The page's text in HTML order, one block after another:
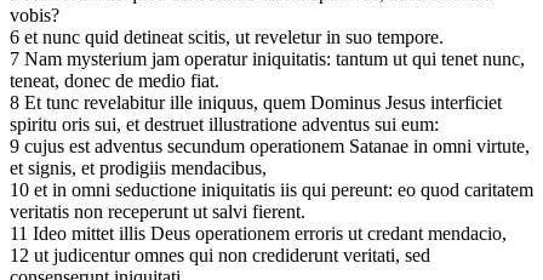
vobis?
6 et nunc quid detineat scitis, ut reveletur in suo tempore.
7 Nam mysterium jam operatur iniquitatis: tantum ut qui tenet nunc,
teneat, donec de medio fiat.
8 Et tunc revelabitur ille iniquus, quem Dominus Jesus interficiet
spiritu oris sui, et destruet illustratione adventus sui eum:
9 cujus est adventus secundum operationem Satanae in omni virtute,
et signis, et prodigiis mendacibus,
10 et in omni seductione iniquitatis iis qui pereunt: eo quod caritatem
veritatis non receperunt ut salvi fierent.
11 Ideo mittet illis Deus operationem erroris ut credant mendacio,
12 ut judicentur omnes qui non crediderunt veritati, sed